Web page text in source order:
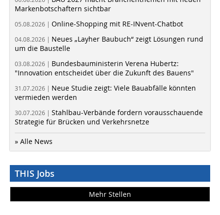
Markenbotschaftern sichtbar
05.08.2026 | Online-Shopping mit RE-INvent-Chatbot
04.08.2026 | Neues „Layher Baubuch“ zeigt Lösungen rund
um die Baustelle
03.08.2026 | Bundesbauministerin Verena Hubertz:
"Innovation entscheidet über die Zukunft des Bauens"
31.07.2026 | Neue Studie zeigt: Viele Bauabfälle könnten
vermieden werden
30.07.2026 | Stahlbau-Verbände fordern vorausschauende
Strategie für Brücken und Verkehrsnetze
» Alle News
THIS Jobs
Mehr Stellen